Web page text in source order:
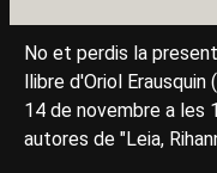
No et perdis la
llibre d'Oriol
14 de novembre a les
autores de "Leia,